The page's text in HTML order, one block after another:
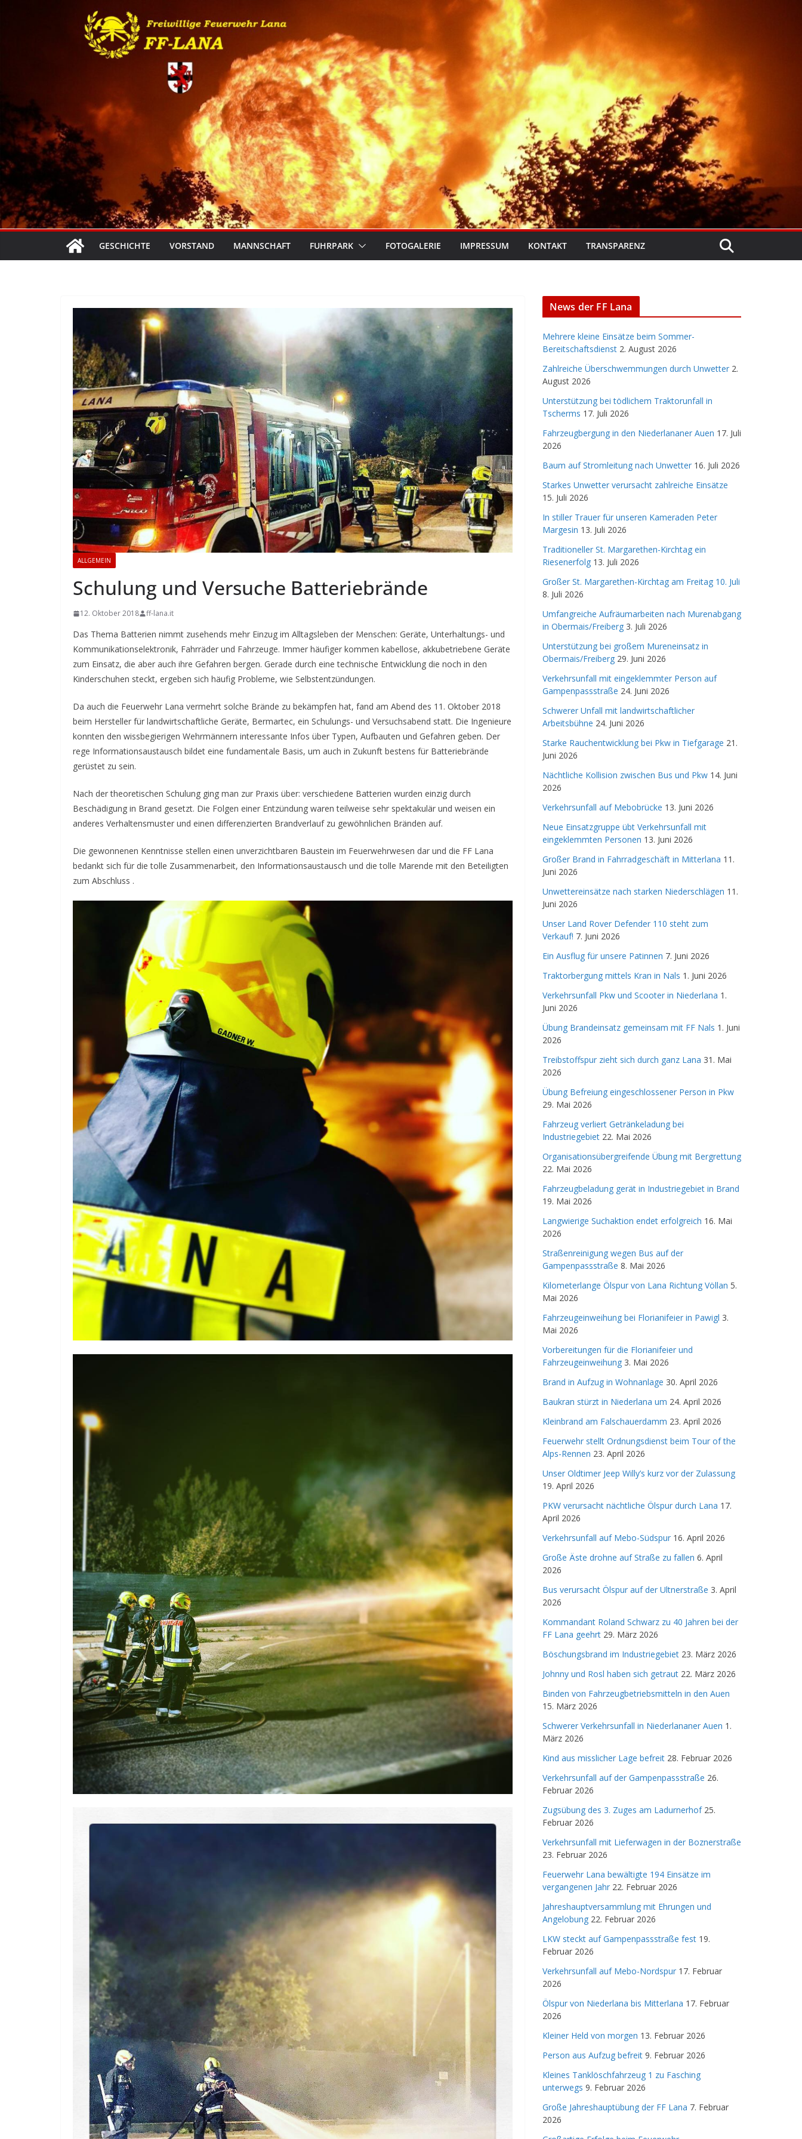
GESCHICHTE VORSTAND MANNSCHAFT FUHRPARK FOTOGALERIE IMPRESSUM KONTAKT TRANSPARENZ
ALLGEMEIN
Schulung und Versuche Batteriebrände
12. Oktober 2018 ff-lana.it
Das Thema Batterien nimmt zusehends mehr Einzug im Alltagsleben der Menschen: Geräte, Unterhaltungs- und
Kommunikationselektronik, Fahrräder und Fahrzeuge. Immer häufiger kommen kabellose, akkubetriebene Geräte
zum Einsatz, die aber auch ihre Gefahren bergen. Gerade durch eine technische Entwicklung die noch in den
Kinderschuhen steckt, ergeben sich häufig Probleme, wie Selbstentzündungen.
Da auch die Feuerwehr Lana vermehrt solche Brände zu bekämpfen hat, fand am Abend des 11. Oktober 2018
beim Hersteller für landwirtschaftliche Geräte, Bermartec, ein Schulungs- und Versuchsabend statt. Die Ingenieure
konnten den wissbegierigen Wehrmännern interessante Infos über Typen, Aufbauten und Gefahren geben. Der
rege Informationsaustausch bildet eine fundamentale Basis, um auch in Zukunft bestens für Batteriebrände
gerüstet zu sein.
Nach der theoretischen Schulung ging man zur Praxis über: verschiedene Batterien wurden einzig durch
Beschädigung in Brand gesetzt. Die Folgen einer Entzündung waren teilweise sehr spektakulär und weisen ein
anderes Verhaltensmuster und einen differenzierten Brandverlauf zu gewöhnlichen Bränden auf.
Die gewonnenen Kenntnisse stellen einen unverzichtbaren Baustein im Feuerwehrwesen dar und die FF Lana
bedankt sich für die tolle Zusammenarbeit, den Informationsaustausch und die tolle Marende mit den Beteiligten
zum Abschluss .
News der FF Lana
Mehrere kleine Einsätze beim Sommer-
Bereitschaftsdienst 2. August 2026
Zahlreiche Überschwemmungen durch Unwetter 2.
August 2026
Unterstützung bei tödlichem Traktorunfall in
Tscherms 17. Juli 2026
Fahrzeugbergung in den Niederlananer Auen 17. Juli
2026
Baum auf Stromleitung nach Unwetter 16. Juli 2026
Starkes Unwetter verursacht zahlreiche Einsätze
15. Juli 2026
In stiller Trauer für unseren Kameraden Peter
Margesin 13. Juli 2026
Traditioneller St. Margarethen-Kirchtag ein
Riesenerfolg 13. Juli 2026
Großer St. Margarethen-Kirchtag am Freitag 10. Juli
8. Juli 2026
Umfangreiche Aufräumarbeiten nach Murenabgang
in Obermais/Freiberg 3. Juli 2026
Unterstützung bei großem Mureneinsatz in
Obermais/Freiberg 29. Juni 2026
Verkehrsunfall mit eingeklemmter Person auf
Gampenpassstraße 24. Juni 2026
Schwerer Unfall mit landwirtschaftlicher
Arbeitsbühne 24. Juni 2026
Starke Rauchentwicklung bei Pkw in Tiefgarage 21.
Juni 2026
Nächtliche Kollision zwischen Bus und Pkw 14. Juni
2026
Verkehrsunfall auf Mebobrücke 13. Juni 2026
Neue Einsatzgruppe übt Verkehrsunfall mit
eingeklemmten Personen 13. Juni 2026
Großer Brand in Fahrradgeschäft in Mitterlana 11.
Juni 2026
Unwettereinsätze nach starken Niederschlägen 11.
Juni 2026
Unser Land Rover Defender 110 steht zum
Verkauf! 7. Juni 2026
Ein Ausflug für unsere Patinnen 7. Juni 2026
Traktorbergung mittels Kran in Nals 1. Juni 2026
Verkehrsunfall Pkw und Scooter in Niederlana 1.
Juni 2026
Übung Brandeinsatz gemeinsam mit FF Nals 1. Juni
2026
Treibstoffspur zieht sich durch ganz Lana 31. Mai
2026
Übung Befreiung eingeschlossener Person in Pkw
29. Mai 2026
Fahrzeug verliert Getränkeladung bei
Industriegebiet 22. Mai 2026
Organisationsübergreifende Übung mit Bergrettung
22. Mai 2026
Fahrzeugbeladung gerät in Industriegebiet in Brand
19. Mai 2026
Langwierige Suchaktion endet erfolgreich 16. Mai
2026
Straßenreinigung wegen Bus auf der
Gampenpassstraße 8. Mai 2026
Kilometerlange Ölspur von Lana Richtung Völlan 5.
Mai 2026
Fahrzeugeinweihung bei Florianifeier in Pawigl 3.
Mai 2026
Vorbereitungen für die Florianifeier und
Fahrzeugeinweihung 3. Mai 2026
Brand in Aufzug in Wohnanlage 30. April 2026
Baukran stürzt in Niederlana um 24. April 2026
Kleinbrand am Falschauerdamm 23. April 2026
Feuerwehr stellt Ordnungsdienst beim Tour of the
Alps-Rennen 23. April 2026
Unser Oldtimer Jeep Willy’s kurz vor der Zulassung
19. April 2026
PKW verursacht nächtliche Ölspur durch Lana 17.
April 2026
Verkehrsunfall auf Mebo-Südspur 16. April 2026
Große Äste drohne auf Straße zu fallen 6. April
2026
Bus verursacht Ölspur auf der Ultnerstraße 3. April
2026
Kommandant Roland Schwarz zu 40 Jahren bei der
FF Lana geehrt 29. März 2026
Böschungsbrand im Industriegebiet 23. März 2026
Johnny und Rosl haben sich getraut 22. März 2026
Binden von Fahrzeugbetriebsmitteln in den Auen
15. März 2026
Schwerer Verkehrsunfall in Niederlananer Auen 1.
März 2026
Kind aus misslicher Lage befreit 28. Februar 2026
Verkehrsunfall auf der Gampenpassstraße 26.
Februar 2026
Zugsübung des 3. Zuges am Ladurnerhof 25.
Februar 2026
Verkehrsunfall mit Lieferwagen in der Boznerstraße
23. Februar 2026
Feuerwehr Lana bewältigte 194 Einsätze im
vergangenen Jahr 22. Februar 2026
Jahreshauptversammlung mit Ehrungen und
Angelobung 22. Februar 2026
LKW steckt auf Gampenpassstraße fest 19.
Februar 2026
Verkehrsunfall auf Mebo-Nordspur 17. Februar
2026
Ölspur von Niederlana bis Mitterlana 17. Februar
2026
Kleiner Held von morgen 13. Februar 2026
Person aus Aufzug befreit 9. Februar 2026
Kleines Tanklöschfahrzeug 1 zu Fasching
unterwegs 9. Februar 2026
Große Jahreshauptübung der FF Lana 7. Februar
2026